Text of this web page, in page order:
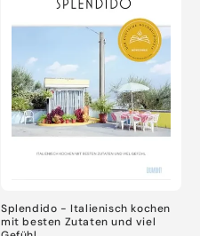
Splendido - Italienisch kochen
mit besten Zutaten und viel